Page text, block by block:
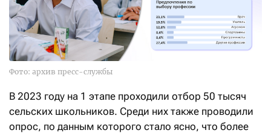
Фото: архив пресс-службы
В 2023 году на 1 этапе проходили отбор 50 тысяч
сельских школьников. Среди них также проводили
опрос, по данным которого стало ясно, что более